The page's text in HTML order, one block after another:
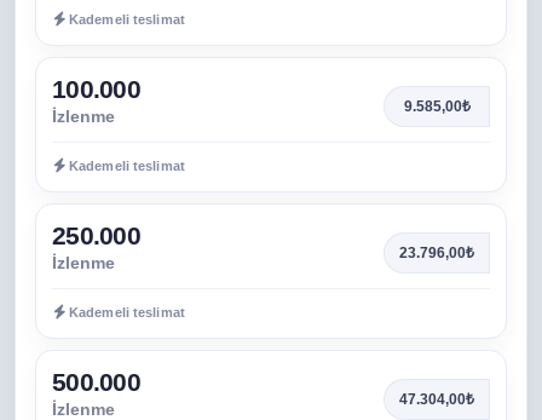
Kademeli teslimat
100.000
İzlenme 9.585,00₺
Kademeli teslimat
250.000
İzlenme 23.796,00₺
Kademeli teslimat
500.000
İzlenme 47.304,00₺